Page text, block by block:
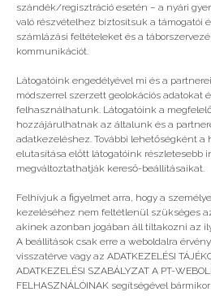
szándék/regisztráció esetén – a nyári
való részvételhez biztosítsuk a támogatói
számlázási feltételeket és a
kommunikációt.
Látogatóink engedélyével mi és a
módszerrel szerzett geolokációs adatokat
felhasználhatunk. Látogatóink a
hozzájárulhatnak az általunk és a
adatkezeléshez. További lehetőségként a
elutasítása előtt látogatóink részletesebb
megváltoztathatják kereső-beállításaikat.
Felhívjuk a figyelmet arra, hogy a
kezeléséhez nem feltétlenül szükséges
akinek azonban jogában áll tiltakozni az
A beállítások csak erre a weboldalra
visszatérve vagy az ADATKEZELÉSI
ADATKEZELÉSI SZABÁLYZAT A PT-
FELHASZNÁLÓINAK segítségével
A nevem, e-mail címem, és
mentése a böngészőben a
hozzászólásomhoz.